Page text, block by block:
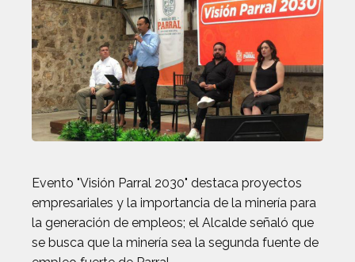
Evento "Visión Parral 2030" destaca proyectos
empresariales y la importancia de la minería para
la generación de empleos; el Alcalde señaló que
se busca que la minería sea la segunda fuente de